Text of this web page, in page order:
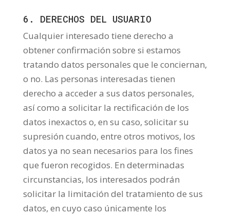
6. DERECHOS DEL USUARIO
Cualquier interesado tiene derecho a
obtener confirmación sobre si estamos
tratando datos personales que le conciernan,
o no. Las personas interesadas tienen
derecho a acceder a sus datos personales,
así como a solicitar la rectificación de los
datos inexactos o, en su caso, solicitar su
supresión cuando, entre otros motivos, los
datos ya no sean necesarios para los fines
que fueron recogidos. En determinadas
circunstancias, los interesados podrán
solicitar la limitación del tratamiento de sus
datos, en cuyo caso únicamente los